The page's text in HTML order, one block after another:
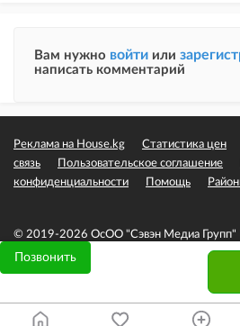
Позвонить
Вам нужно войти или
написать комментарий
Реклама на House.kg Статистика цен
связь
Пользовательское соглашение
конфиденциальности
Помощь
© 2019-2026 ОсОО "Сэвэн Медиа Групп"